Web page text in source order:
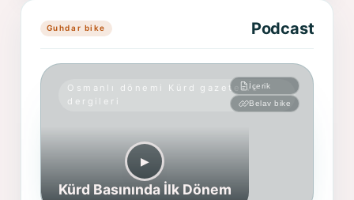
Guhdar bike Podcast
Osmanlı dönemi Kürd gazete ve
dergileri
İçerik
Belav bike
▶︎
Kürd Basınında İlk Dönem